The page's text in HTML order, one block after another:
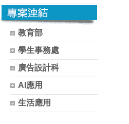
教育部
學生事務處
廣告設計科
AI應用
生活應用